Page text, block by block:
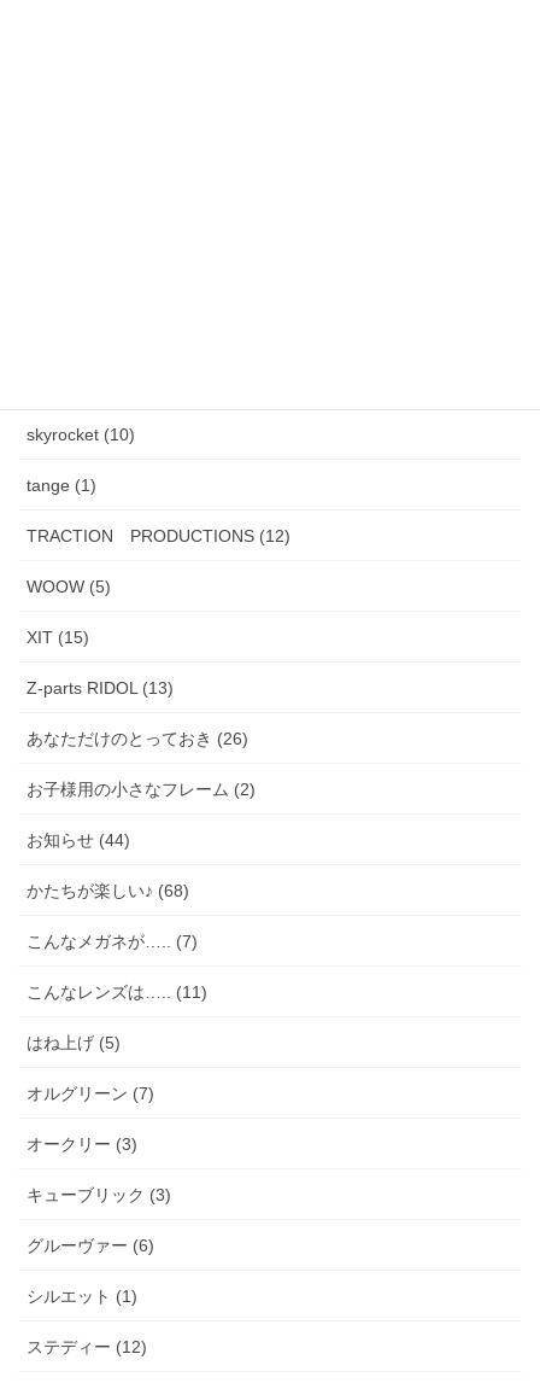
skyrocket (10)
tange (1)
TRACTION PRODUCTIONS (12)
WOOW (5)
XIT (15)
Z-parts RIDOL (13)
あなただけのとっておき (26)
お子様用の小さなフレーム (2)
お知らせ (44)
かたちが楽しい♪ (68)
こんなメガネが….. (7)
こんなレンズは….. (11)
はね上げ (5)
オルグリーン (7)
オークリー (3)
キューブリック (3)
グルーヴァー (6)
シルエット (1)
ステディー (12)